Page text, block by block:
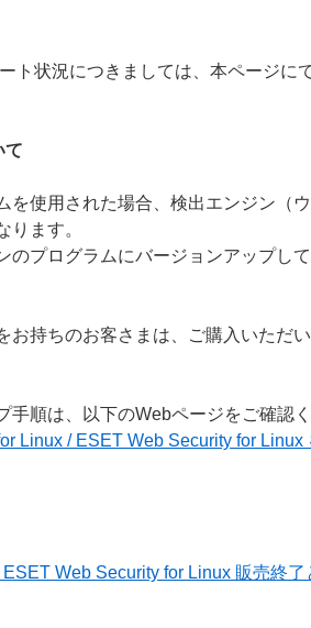
ト状況につきましては、本ページに
て
を使用された場合、検出エンジン（
ります。
のプログラムにバージョンアップし
お持ちのお客さまは、ご購入いただ
手順は、以下のWebページをご確認く
Linux / ESET Web Security for
Web Security for Linux 販売終